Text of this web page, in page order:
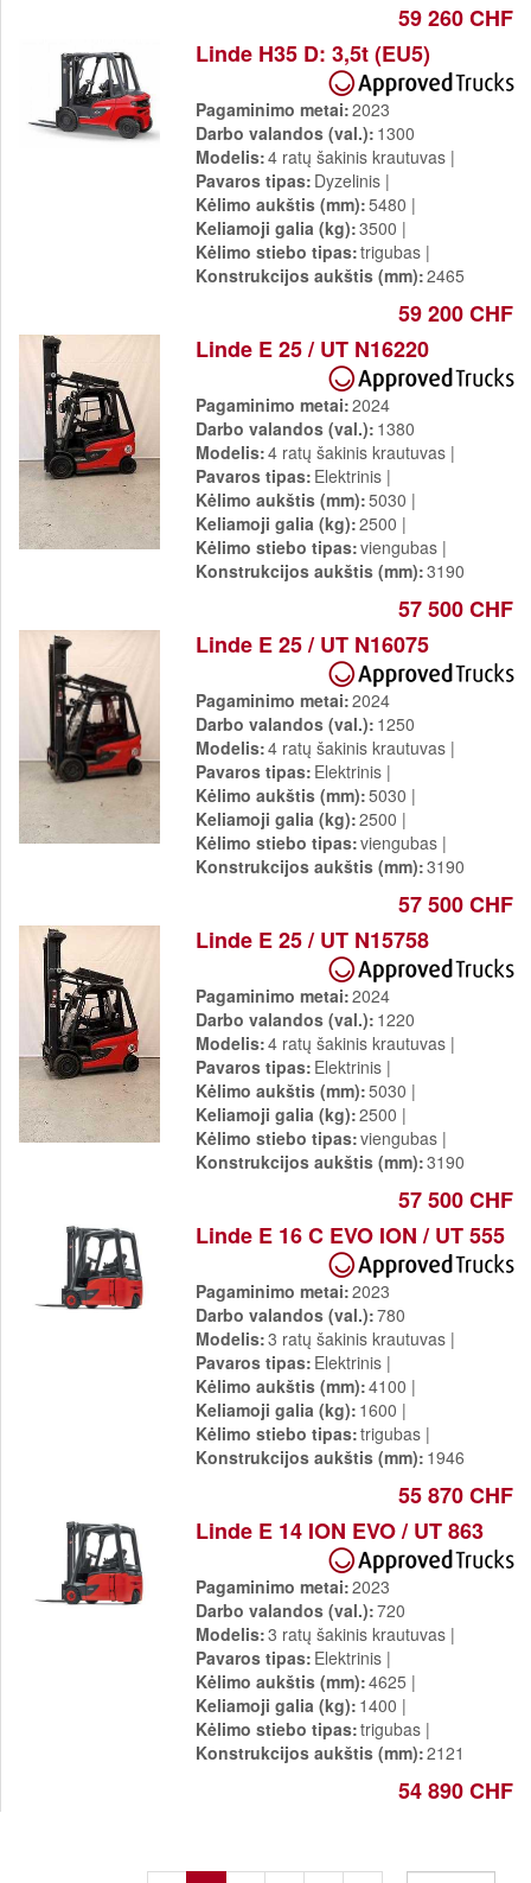
59 260 CHF
Linde H35 D: 3,5t (EU5)
Pagaminimo metai 2023
Darbo valandos (val.) 1300
Modelis 4 ratų šakinis krautuvas
Pavaros tipas Dyzelinis
Kėlimo aukštis (mm) 5480
Keliamoji galia (kg) 3500
Kėlimo stiebo tipas trigubas
Konstrukcijos aukštis (mm) 2465
59 200 CHF
Linde E 25 / UT N16220
Pagaminimo metai 2024
Darbo valandos (val.) 1380
Modelis 4 ratų šakinis krautuvas
Pavaros tipas Elektrinis
Kėlimo aukštis (mm) 5030
Keliamoji galia (kg) 2500
Kėlimo stiebo tipas viengubas
Konstrukcijos aukštis (mm) 3190
57 500 CHF
Linde E 25 / UT N16075
Pagaminimo metai 2024
Darbo valandos (val.) 1250
Modelis 4 ratų šakinis krautuvas
Pavaros tipas Elektrinis
Kėlimo aukštis (mm) 5030
Keliamoji galia (kg) 2500
Kėlimo stiebo tipas viengubas
Konstrukcijos aukštis (mm) 3190
57 500 CHF
Linde E 25 / UT N15758
Pagaminimo metai 2024
Darbo valandos (val.) 1220
Modelis 4 ratų šakinis krautuvas
Pavaros tipas Elektrinis
Kėlimo aukštis (mm) 5030
Keliamoji galia (kg) 2500
Kėlimo stiebo tipas viengubas
Konstrukcijos aukštis (mm) 3190
57 500 CHF
Linde E 16 C EVO ION / UT 555
Pagaminimo metai 2023
Darbo valandos (val.) 780
Modelis 3 ratų šakinis krautuvas
Pavaros tipas Elektrinis
Kėlimo aukštis (mm) 4100
Keliamoji galia (kg) 1600
Kėlimo stiebo tipas trigubas
Konstrukcijos aukštis (mm) 1946
55 870 CHF
Linde E 14 ION EVO / UT 863
Pagaminimo metai 2023
Darbo valandos (val.) 720
Modelis 3 ratų šakinis krautuvas
Pavaros tipas Elektrinis
Kėlimo aukštis (mm) 4625
Keliamoji galia (kg) 1400
Kėlimo stiebo tipas trigubas
Konstrukcijos aukštis (mm) 2121
54 890 CHF